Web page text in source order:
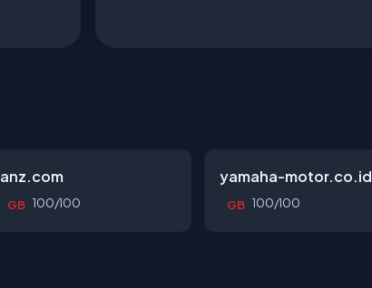
anz.com
GB 100/100
yamaha-motor.co.id
GB 100/100